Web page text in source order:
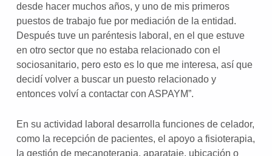
desde hacer muchos años, y uno de mis primeros
puestos de trabajo fue por mediación de la entidad.
Después tuve un paréntesis laboral, en el que estuve
en otro sector que no estaba relacionado con el
sociosanitario, pero esto es lo que me interesa, así que
decidí volver a buscar un puesto relacionado y
entonces volví a contactar con ASPAYM”.
En su actividad laboral desarrolla funciones de celador,
como la recepción de pacientes, el apoyo a fisioterapia,
la gestión de mecanoterapia, aparataje, ubicación o